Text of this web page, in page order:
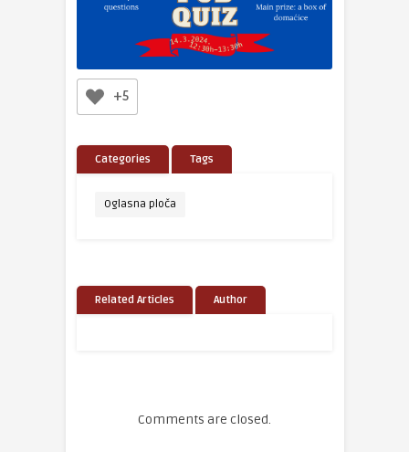
+5
Categories Tags
Oglasna ploča
Related Articles Author
Comments are closed.